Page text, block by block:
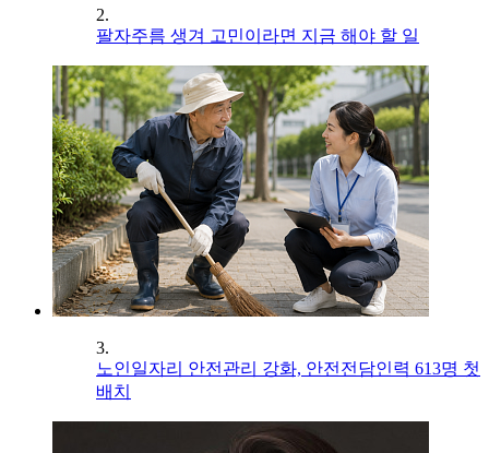
2.
팔자주름 생겨 고민이라면 지금 해야 할 일
3.
노인일자리 안전관리 강화, 안전전담인력 613명 첫
배치